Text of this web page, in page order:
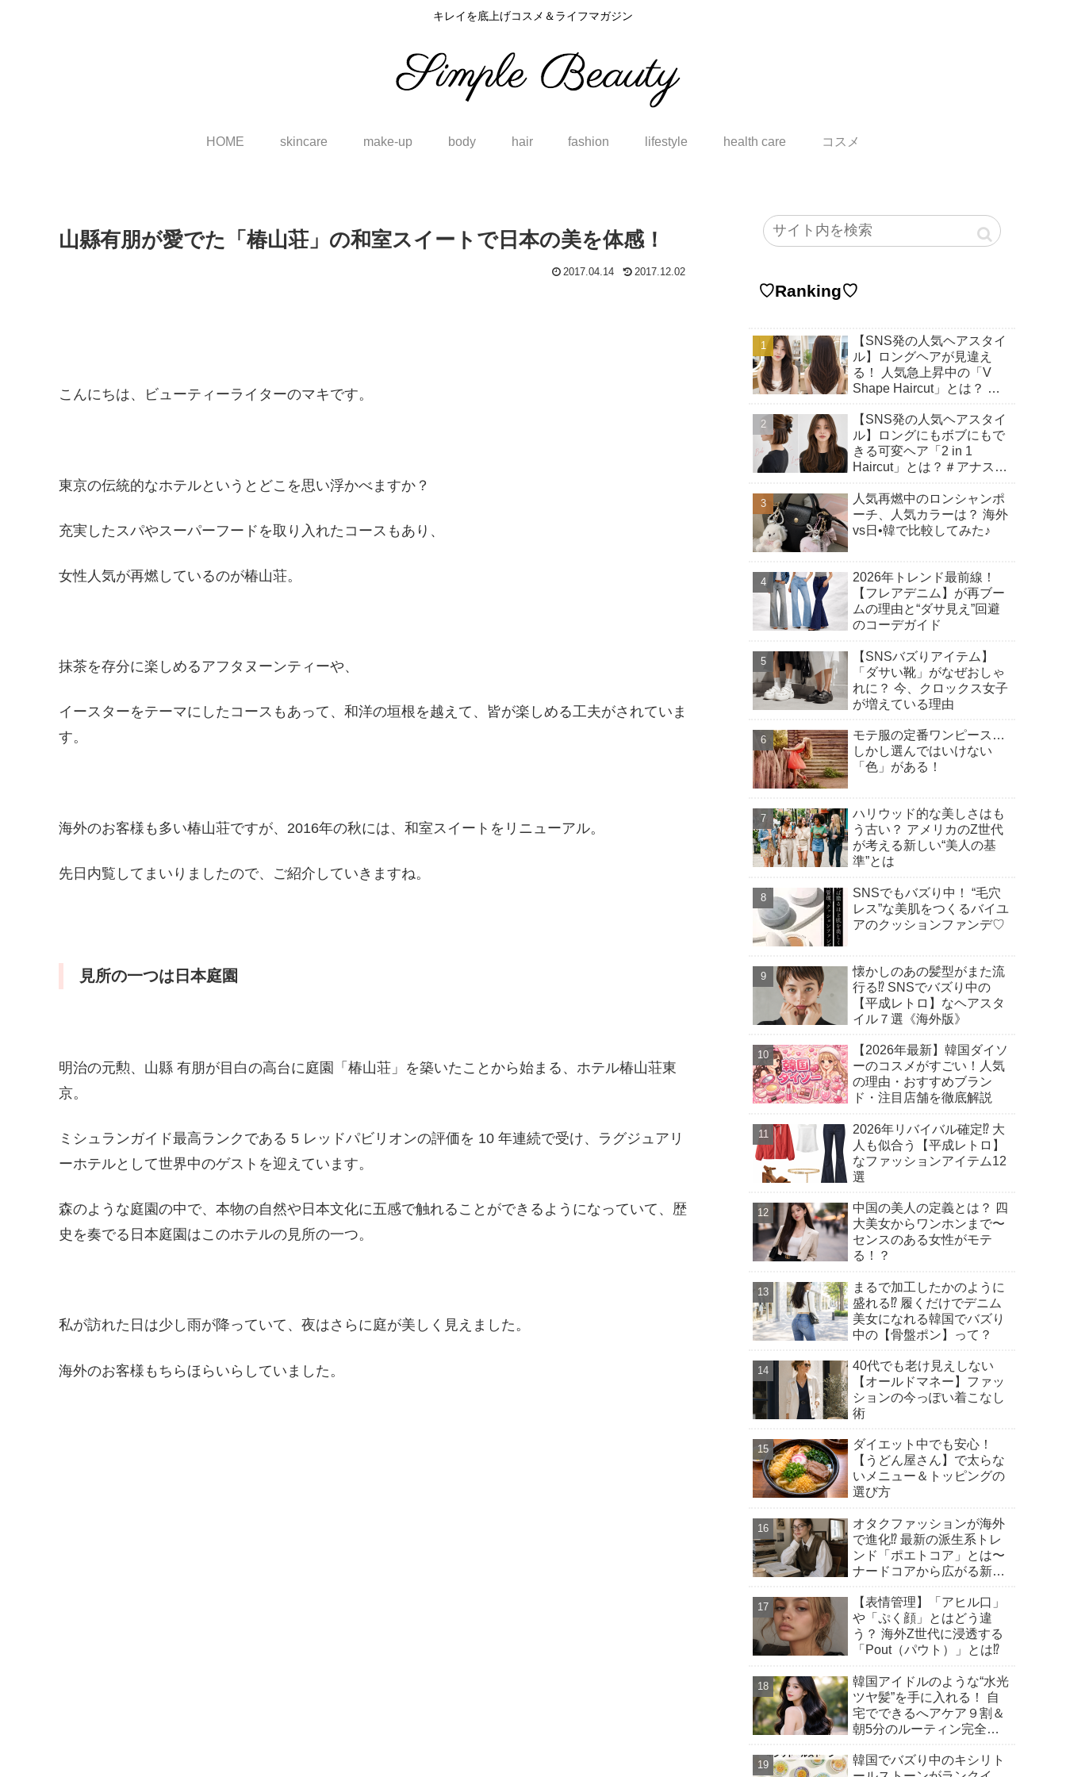
キレイを底上げコスメ＆ライフマガジン
HOME skincare make-up body hair fashion lifestyle health care コスメ
山縣有朋が愛でた「椿山荘」の和室スイートで日本の美を体感！
2017.04.14 2017.12.02
こんにちは、ビューティーライターのマキです。
東京の伝統的なホテルというとどこを思い浮かべますか？
充実したスパやスーパーフードを取り入れたコースもあり、
女性人気が再燃しているのが椿山荘。
抹茶を存分に楽しめるアフタヌーンティーや、
イースターをテーマにしたコースもあって、和洋の垣根を越えて、皆が楽しめる工夫がされていま
す。
海外のお客様も多い椿山荘ですが、2016年の秋には、和室スイートをリニューアル。
先日内覧してまいりましたので、ご紹介していきますね。
見所の一つは日本庭園
明治の元勲、山縣 有朋が目白の高台に庭園「椿山荘」を築いたことから始まる、ホテル椿山荘東
京。
ミシュランガイド最高ランクである 5 レッドパビリオンの評価を 10 年連続で受け、ラグジュアリ
ーホテルとして世界中のゲストを迎えています。
森のような庭園の中で、本物の自然や日本文化に五感で触れることができるようになっていて、歴
史を奏でる日本庭園はこのホテルの見所の一つ。
私が訪れた日は少し雨が降っていて、夜はさらに庭が美しく見えました。
海外のお客様もちらほらいらしていました。
♡Ranking♡
【SNS発の人気ヘアスタイ
ル】ロングヘアが見違え
る！ 人気急上昇中の「V
Shape Haircut」とは？ ア
由♡
【SNS発の人気ヘアスタイ
ル】ロングにもボブにもで
きる可変ヘア「2 in 1
Haircut」とは？＃アナスタ
人気再燃中のロンシャンポ
ーチ、人気カラーは？ 海外
vs日•韓で比較してみた♪
2026年トレンド最前線！
【フレアデニム】が再ブー
ムの理由と“ダサ見え”回避
のコーデガイド
【SNSバズりアイテム】
「ダサい靴」がなぜおしゃ
れに？ 今、クロックス女子
が増えている理由
モテ服の定番ワンピース…
しかし選んではいけない
「色」がある！
ハリウッド的な美しさはも
う古い？ アメリカのZ世代
が考える新しい“美人の基
準”とは
SNSでもバズり中！ “毛穴
レス”な美肌をつくるバイユ
アのクッションファンデ♡
懐かしのあの髪型がまた流
行る⁉︎ SNSでバズり中の
【平成レトロ】なヘアスタ
イル７選《海外版》
【2026年最新】韓国ダイソ
ーのコスメがすごい！人気
の理由・おすすめブラン
ド・注目店舗を徹底解説
2026年リバイバル確定⁉︎ 大
人も似合う【平成レトロ】
なファッションアイテム12
選
中国の美人の定義とは？ 四
大美女からワンホンまで〜
センスのある女性がモテ
る！？
まるで加工したかのように
盛れる⁉︎ 履くだけでデニム
美女になれる韓国でバズり
中の【骨盤ポン】って？
40代でも老け見えしない
【オールドマネー】ファッ
ションの今っぽい着こなし
術
ダイエット中でも安心！
【うどん屋さん】で太らな
いメニュー＆トッピングの
選び方
オタクファッションが海外
で進化⁉︎ 最新の派生系トレ
ンド「ポエトコア」とは〜
ナードコアから広がる新潮
【表情管理】「アヒル口」
や「ぷく顔」とはどう違
う？ 海外Z世代に浸透する
「Pout（パウト）」とは⁉︎
韓国アイドルのような“水光
ツヤ髪”を手に入れる！ 自
宅でできるへアケア９割＆
朝5分のルーティン完全ガ
韓国でバズり中のキシリト